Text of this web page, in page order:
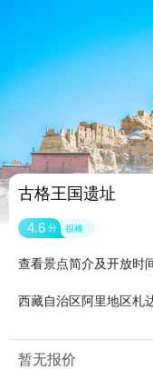
古格王国遗址
4.6 分 很棒
查看景点简介及开放时
西藏自治区阿里地区札
暂无报价